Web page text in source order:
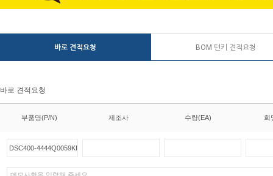
바로 견적요청 BOM 턴키 견적요청
바로 견적요청
부품명(P/N) 제조사 수량(EA) 희